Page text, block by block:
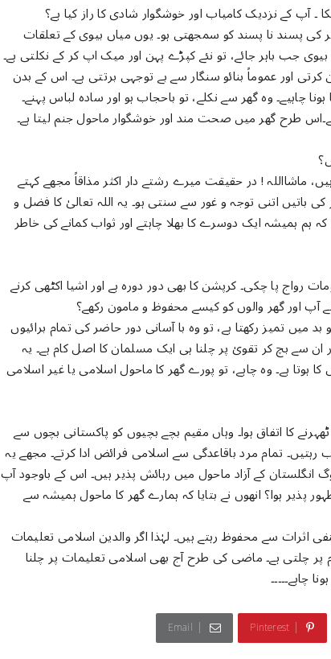
کے نزدیک کامیاب اور خوشگوار شادی کا راز کیا ہے؟
کی پسند نا پسند کو سمجھتی ہو۔ یوں میاں بیوی کے تعلقات
جب باہر جائے، تو نئے کپڑے پہن اور میک اپ کر کے نکلتی ہے۔
اور عموماً بنائو سنگار سے بے توجہی برتتی ہے۔ اس کے بدن
چاہیے۔ وہ گھر سے نکلے، تو باحجاب ہو اور سادہ لباس پہنے۔
طرح گھر میں صحت مند اور خوشگوار ماحول جنم لیتا ہے۔
ماشااللہ ! در حقیقت میرے رشتے دار اکثر مذاقاً مجھے کہتے
باتیں اتنی توجہ و غور سے سنتی ہو۔ یہ اللہ تعالیٰ کا فضل و
کہ ہم ہمیشہ ایک دوسرے کا بھلا چاہتے اور ثواب کمانے کی خاطر
پا چکی۔ کرپشن کا بھی دور دورہ ہے اور اشیا اکٹھی کرنے
اور گھر والوں کو کیسے محفوظ و مامون رکھے؟
میں تمیز رکھتا ہے، تو وہ با آسانی دور حاضر کی تمام برائیوں
ان سے بچ کر تقویٰ پر چلنا ہی ایک مسلمان کا اصل کام ہے۔ یہ
ہے۔ وہ چاہے، تو پورے گھر کا ماحول اسلامی یا غیر اسلامی
کا اتفاق ہوا۔ وہاں مقیم بچے بچیوں کو پاکستانی بچوں سے
رہتیں۔ تمام مرد باقاعدگی سے اسلامی فرائض ادا کرتے۔ مجھے یہ
کے آزاد ماحول میں رہائش پذیر ہیں۔ اس کے باوجود آپ
پذیر ہوا؟ انھوں نے بتایا کہ ہمارے گھر کا ماحول ہمیشہ سے
اثرات سے محفوظ رہتے ہیں۔ لہٰذا اگر والدین اسلامی تعلیمات
پر چلتی ہے۔ ماضی کی طرح آج بھی اسلامی تعلیمات پر چلنا
چاہے۔۔۔۔۔
Pinterest
Email